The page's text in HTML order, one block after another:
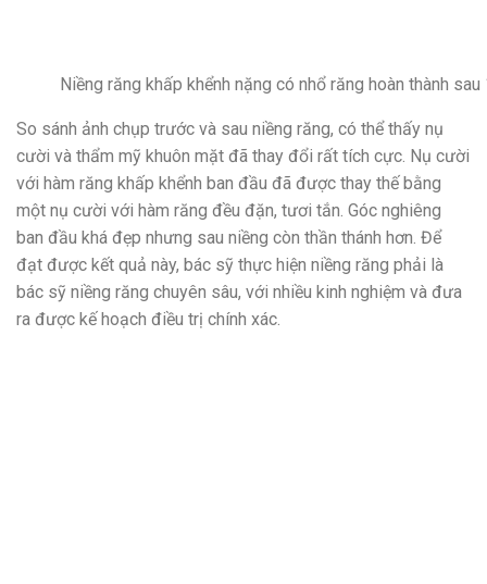
Niềng răng khấp khểnh nặng có nhổ răng hoàn thành sau
So sánh ảnh chụp trước và sau niềng răng, có thể thấy nụ
cười và thẩm mỹ khuôn mặt đã thay đổi rất tích cực. Nụ cười
với hàm răng khấp khểnh ban đầu đã được thay thế bằng
một nụ cười với hàm răng đều đặn, tươi tắn. Góc nghiêng
ban đầu khá đẹp nhưng sau niềng còn thần thánh hơn. Để
đạt được kết quả này, bác sỹ thực hiện niềng răng phải là
bác sỹ niềng răng chuyên sâu, với nhiều kinh nghiệm và đưa
ra được kế hoạch điều trị chính xác.